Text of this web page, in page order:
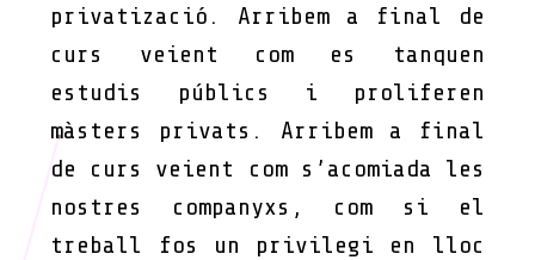
privatizació. Arribem a final de
curs veient com es tanquen
estudis públics i proliferen
màsters privats. Arribem a final
de curs veient com s’acomiada les
nostres companyxs, com si el
treball fos un privilegi en lloc